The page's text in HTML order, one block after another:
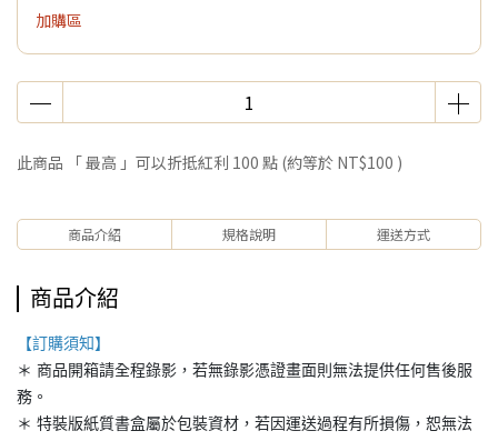
加購區
此商品 「 最高 」可以折抵紅利 100 點 (約等於 NT$100 )
商品介紹 規格說明 運送方式
商品介紹
【訂購須知】
＊ 商品開箱請全程錄影，若無錄影憑證畫面則無法提供任何售後服
務。
＊ 特裝版紙質書盒屬於包裝資材，若因運送過程有所損傷，恕無法